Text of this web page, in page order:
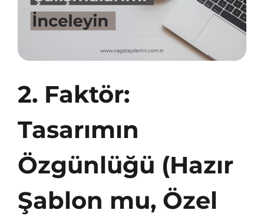
2. Faktör:
Tasarımın
Özgünlüğü (Hazır
Şablon mu, Özel